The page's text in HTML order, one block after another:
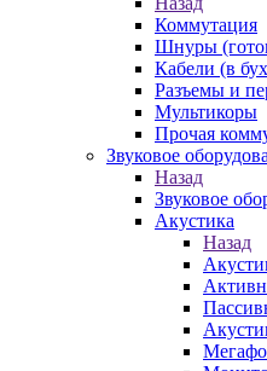
Коммутация
Шнуры
Кабели (в
Разъемы и
Мультикоры
Прочая
Звуковое
Назад
Звуковое
Акустика
Назад